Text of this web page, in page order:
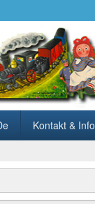
Kontakt & Info